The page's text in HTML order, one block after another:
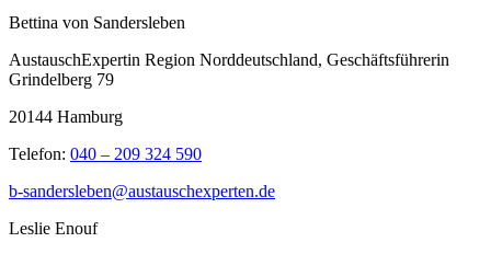
Bettina von Sandersleben
AustauschExpertin Region Norddeutschland, Geschäftsführerin
Grindelberg 79
20144 Hamburg
Telefon: 040 – 209 324 590
b-sandersleben@austauschexperten.de
Leslie Enouf